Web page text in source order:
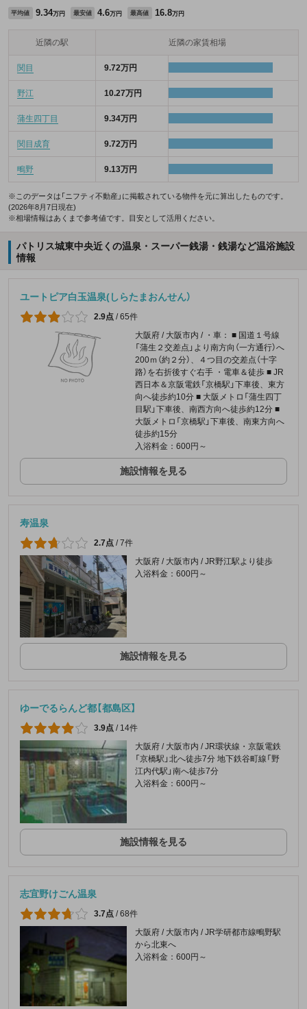
平均値 9.34万円 最安値 4.6万円 最高値 16.8万円
近隣の駅 近隣の家賃相場
関目 9.72万円
野江 10.27万円
蒲生四丁目 9.34万円
関目成育 9.72万円
鴫野 9.13万円
※このデータは「ニフティ不動産」に掲載されている物件を元に算出したものです。
(2026年8月7日現在)
※相場情報はあくまで参考値です。目安として活用ください。
パトリス城東中央近くの温泉・スーパー銭湯・銭湯など温浴施設
情報
ユートピア白玉温泉(しらたまおんせん）
2.9点 /65件
大阪府 / 大阪市内 / ・車： ■ 国道１号線
「蒲生２交差点」より南方向（一方通行）へ
200ｍ（約２分）、４つ目の交差点（十字
路）を右折後すぐ右手 ・電車＆徒歩 ■ JR
西日本＆京阪電鉄「京橋駅」下車後、東方
向へ徒歩約10分 ■ 大阪メトロ「蒲生四丁
目駅」下車後、南西方向へ徒歩約12分 ■
大阪メトロ「京橋駅」下車後、南東方向へ
徒歩約15分
入浴料金：600円～
施設情報を見る
寿温泉
2.7点 /7件
大阪府 / 大阪市内 / JR野江駅より徒歩
入浴料金：600円～
施設情報を見る
ゆーでるらんど都【都島区】
3.9点 / 14件
大阪府 / 大阪市内 / JR環状線・京阪電鉄
「京橋駅」北へ徒歩7分 地下鉄谷町線「野
江内代駅」南へ徒歩7分
入浴料金：600円～
施設情報を見る
志宜野けごん温泉
3.7点 /68件
大阪府 / 大阪市内 / JR学研都市線鴫野駅
から北東へ
入浴料金：600円～